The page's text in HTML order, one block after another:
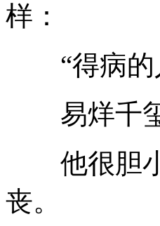
样：
“得病的
易烊千玺
他很胆小
丧。